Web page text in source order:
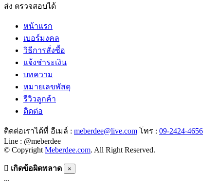
ส่ง ตรวจสอบได้
หน้าแรก
เบอร์มงคล
วิธีการสั่งซื้อ
แจ้งชำระเงิน
บทความ
หมายเลขพัสดุ
รีวิวลูกค้า
ติดต่อ
ติดต่อเราได้ที่ อีเมล์ : meberdee@live.com โทร : 09-2424-4656
Line : @meberdee
© Copyright Meberdee.com. All Right Reserved.
เกิดข้อผิดพลาด ×
...